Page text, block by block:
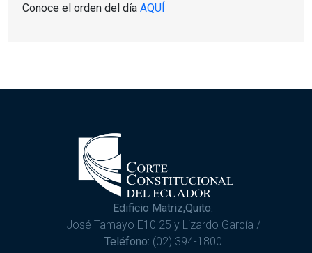
Conoce el orden del día AQUÍ
Edificio Matriz,Quito:
José Tamayo E10 25 y Lizardo García /
Teléfono: (02) 394-1800